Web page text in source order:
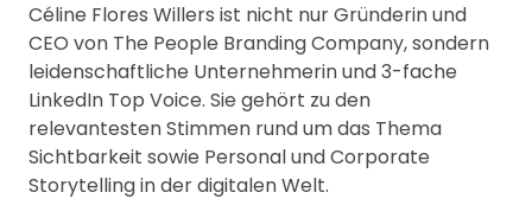
Céline Flores Willers ist nicht nur Gründerin und
CEO von The People Branding Company, sondern
leidenschaftliche Unternehmerin und 3-fache
LinkedIn Top Voice. Sie gehört zu den
relevantesten Stimmen rund um das Thema
Sichtbarkeit sowie Personal und Corporate
Storytelling in der digitalen Welt.